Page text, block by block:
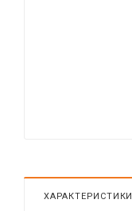
ХАРАКТЕРИСТИКИ